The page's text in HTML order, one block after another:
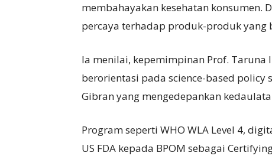
membahayakan kesehatan konsumen.
percaya terhadap produk-produk yang
Ia menilai, kepemimpinan Prof.
berorientasi pada science-based policy
Gibran yang mengedepankan
Program seperti WHO WLA Level 4,
US FDA kepada BPOM sebagai